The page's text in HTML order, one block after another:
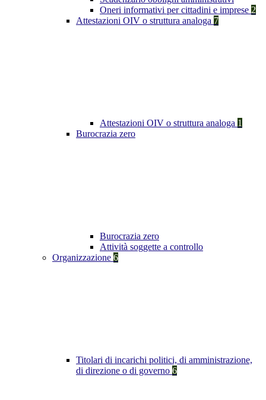
Oneri informativi per cittadini e imprese 2
Attestazioni OIV o struttura analoga 7
Attestazioni OIV o struttura analoga 1
Burocrazia zero
Burocrazia zero
Attività soggette a controllo
Organizzazione 6
Titolari di incarichi politici, di amministrazione,
di direzione o di governo 6